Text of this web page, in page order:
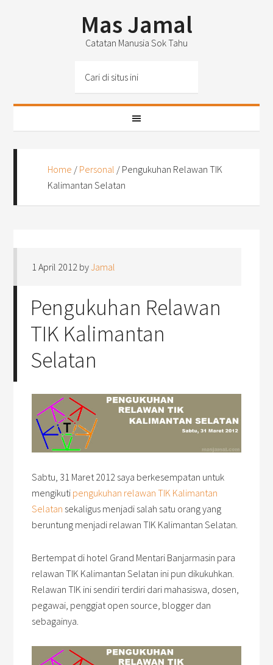
Mas Jamal
Catatan Manusia Sok Tahu
Home / Personal / Pengukuhan Relawan TIK
Kalimantan Selatan
1 April 2012 byJamal
Pengukuhan Relawan
TIK Kalimantan
Selatan
Sabtu, 31 Maret 2012 saya berkesempatan untuk
mengikuti pengukuhan relawan TIK Kalimantan
Selatan sekaligus menjadi salah satu orang yang
beruntung menjadi relawan TIK Kalimantan Selatan.
Bertempat di hotel Grand Mentari Banjarmasin para
relawan TIK Kalimantan Selatan ini pun dikukuhkan.
Relawan TIK ini sendiri terdiri dari mahasiswa, dosen,
pegawai, penggiat open source, blogger dan
sebagainya.